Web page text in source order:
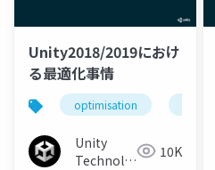
Unity2018/2019におけ
る最適化事情
optimisation
Unity
Technologies 10K